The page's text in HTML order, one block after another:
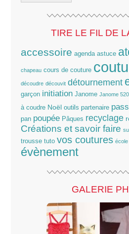
TIRE LE FIL DE
accessoire agenda astuce
chapeau cours de couture
découdre découvit détournement
garçon initiation Janome Janome
à coudre Noël outils partenaire
pan poupée Pâques recyclage
Créations et savoir faire
trousse tuto vos coutures école
évènement
GALERIE